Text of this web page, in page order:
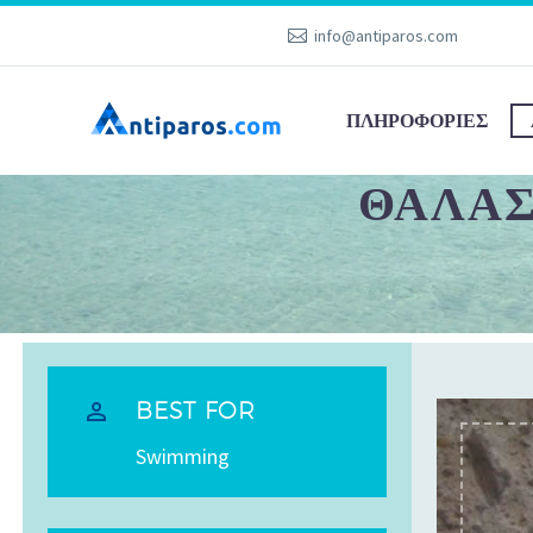
info@antiparos.com
ΠΛΗΡΟΦΟΡΊΕΣ

 BEST FOR
Swimming